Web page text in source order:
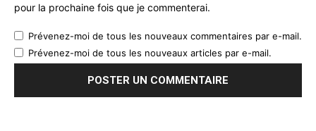
pour la prochaine fois que je commenterai.
Prévenez-moi de tous les nouveaux commentaires par e-mail.
Prévenez-moi de tous les nouveaux articles par e-mail.